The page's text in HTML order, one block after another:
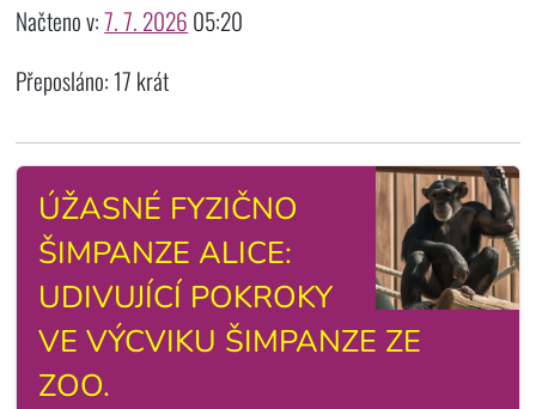
Načteno v:7. 7. 2026 05:20
Přeposláno: 17 krát
ÚŽASNÉ FYZIČNO
ŠIMPANZE ALICE:
UDIVUJÍCÍ POKROKY
VE VÝCVIKU ŠIMPANZE ZE
ZOO.